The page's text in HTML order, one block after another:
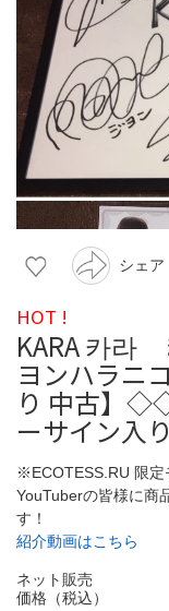
シェア
HOT !
KARA 카라
ヨンハラニ
り 中古】
ーサイン入
※ECOTESS.RU 限定
YouTuberの皆様に商
す！
紹介動画はこちら
ネット販売
価格（税込）